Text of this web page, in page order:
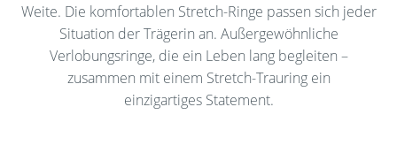
Weite. Die komfortablen Stretch-Ringe passen sich jeder
Situation der Trägerin an. Außergewöhnliche
Verlobungsringe, die ein Leben lang begleiten –
zusammen mit einem Stretch-Trauring ein
einzigartiges Statement.